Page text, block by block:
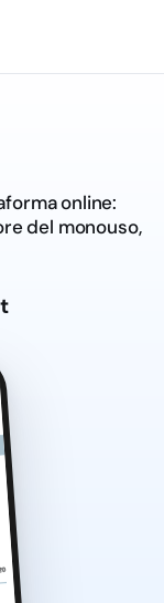
online:
del monouso,